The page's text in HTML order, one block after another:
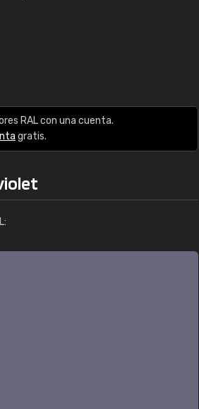
RAL con una cuenta.
gratis.
RAL K7 a base de agua